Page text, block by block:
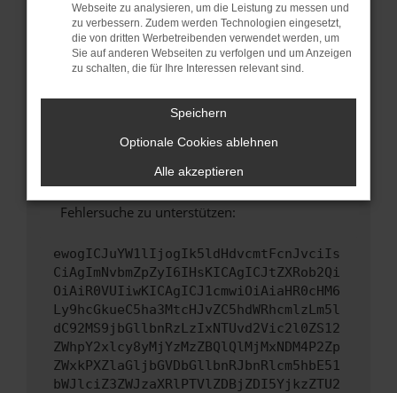
sind.
Veraltete Software birgt nicht nur ein
Sicherheitsrisiko, sondern kann auch dazu
führen, dass bestimmte Funktionen nicht mehr
Wende dich an den Webseitenbetreiber.
Wenn du alle oben genannten Schritte versucht
hast, kontaktiere uns bitte. Wir werden
versuchen, das Problem zu beheben. Du kannst
uns diesen Text schicken, um uns bei der
Fehlersuche zu unterstützen:
ewogICJuYW1lIjogIk5ldHdvcmtFcnJvciIs
CiAgImNvbmZpZyI6IHsKICAgICJtZXRob2Qi
OiAiR0VUIiwKICAgICJ1cmwiOiAiaHR0cHM6
Ly9hcGkueC5ha3MtcHJvZC5hdWRhcmlzLm5l
dC92MS9jbGllbnRzLzIxNTUvd2Vic2l0ZS12
ZWhpY2xlcy8yMjYzMzZBQlQlMjMxNDM4P2Zp
ZWxkPXZlaGljbGVDbGllbnRJbnRlcm5hbE51
bWJlciZ3ZWJzaXRlPTVlZDBjZDI5YjkzZTU2
Webseite zu analysieren, um die Leistung zu messen und
zu verbessern. Zudem werden Technologien eingesetzt,
die von dritten Werbetreibenden verwendet werden, um
Sie auf anderen Webseiten zu verfolgen und um Anzeigen
zu schalten, die für Ihre Interessen relevant sind.
Speichern
Optionale Cookies ablehnen
Alle akzeptieren